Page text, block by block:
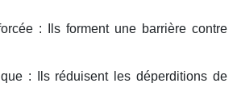
: Ils forment une barrière contre
: Ils réduisent les déperditions de